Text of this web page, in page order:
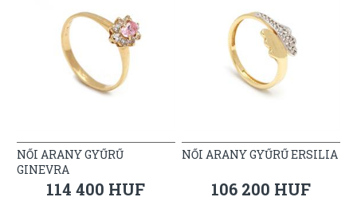
NŐI ARANY GYŰRŰ
GINEVRA
114 400 HUF
NŐI ARANY GYŰRŰ ERSILIA
106 200 HUF